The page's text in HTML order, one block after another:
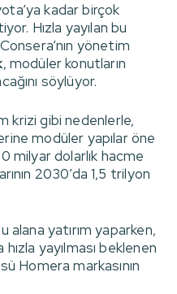
kadar birçok
Hızla yayılan bu
yönetim
, modüler konutların
söylüyor.
krizi gibi nedenlerle,
modüler yapılar öne
milyar dolarlık hacme
2030’da 1,5 trilyon
alana yatırım yaparken,
yayılması beklenen
Homera markasının